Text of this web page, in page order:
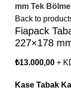
mm Tek
Back to
Fiapack
227×178
₺13.000,00 +
Kase Tabak